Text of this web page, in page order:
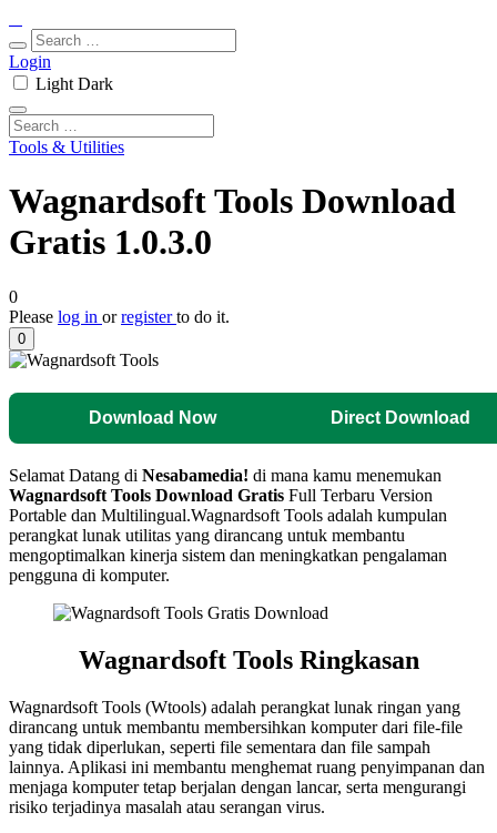
Login
Light Dark
Tools & Utilities
Wagnardsoft Tools Download
Gratis 1.0.3.0
0
Please log in orregisterto do it.
0
Download Now Direct Download
Selamat Datang di Nesabamedia! di mana kamu menemukan
Wagnardsoft Tools Download Gratis Full Terbaru Version
Portable dan Multilingual.Wagnardsoft Tools adalah kumpulan
perangkat lunak utilitas yang dirancang untuk membantu
mengoptimalkan kinerja sistem dan meningkatkan pengalaman
pengguna di komputer.
Wagnardsoft Tools Ringkasan
Wagnardsoft Tools (Wtools) adalah perangkat lunak ringan yang
dirancang untuk membantu membersihkan komputer dari file-file
yang tidak diperlukan, seperti file sementara dan file sampah
lainnya. Aplikasi ini membantu menghemat ruang penyimpanan dan
menjaga komputer tetap berjalan dengan lancar, serta mengurangi
risiko terjadinya masalah atau serangan virus.